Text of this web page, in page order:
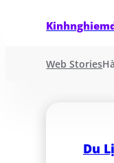
Web Stories
Du